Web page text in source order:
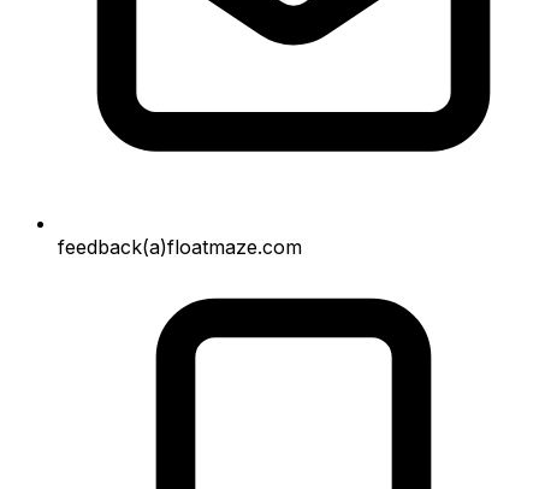
feedback(a)floatmaze.com